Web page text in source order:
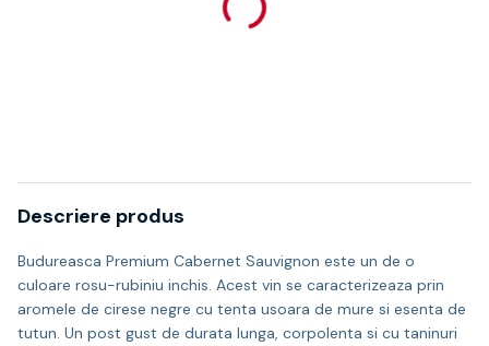
Descriere produs
Budureasca Premium Cabernet Sauvignon este un de o
culoare rosu-rubiniu inchis. Acest vin se caracterizeaza prin
aromele de cirese negre cu tenta usoara de mure si esenta de
tutun. Un post gust de durata lunga, corpolenta si cu taninuri